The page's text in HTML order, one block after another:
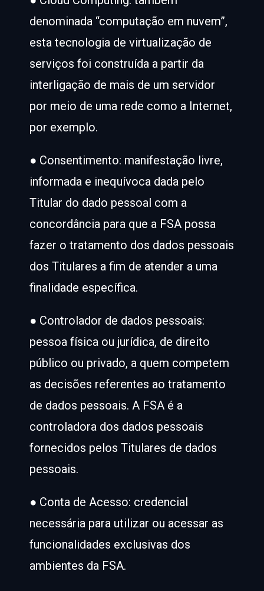
denominada “computação em nuvem”,
esta tecnologia de virtualização de
serviços foi construída a partir da
interligação de mais de um servidor
por meio de uma rede como a Internet,
por exemplo.
● Consentimento: manifestação livre,
informada e inequívoca dada pelo
Titular do dado pessoal com a
concordância para que a FSA possa
fazer o tratamento dos dados pessoais
dos Titulares a fim de atender a uma
finalidade específica.
● Controlador de dados pessoais:
pessoa física ou jurídica, de direito
público ou privado, a quem competem
as decisões referentes ao tratamento
de dados pessoais. A FSA é a
controladora dos dados pessoais
fornecidos pelos Titulares de dados
pessoais.
● Conta de Acesso: credencial
necessária para utilizar ou acessar as
funcionalidades exclusivas dos
ambientes da FSA.